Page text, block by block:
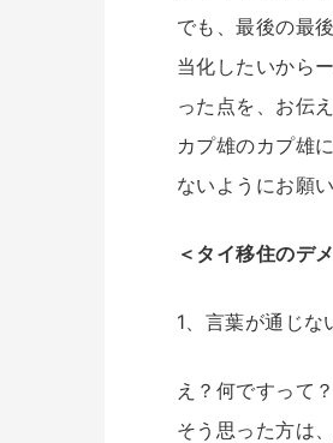
でも、最後の最
当化したいから
った点を、お伝
カプ雄のカプ雄
ないようにお願
＜タイ移住のデ
1、言葉が通じな
え？何ですって
そう思った方は